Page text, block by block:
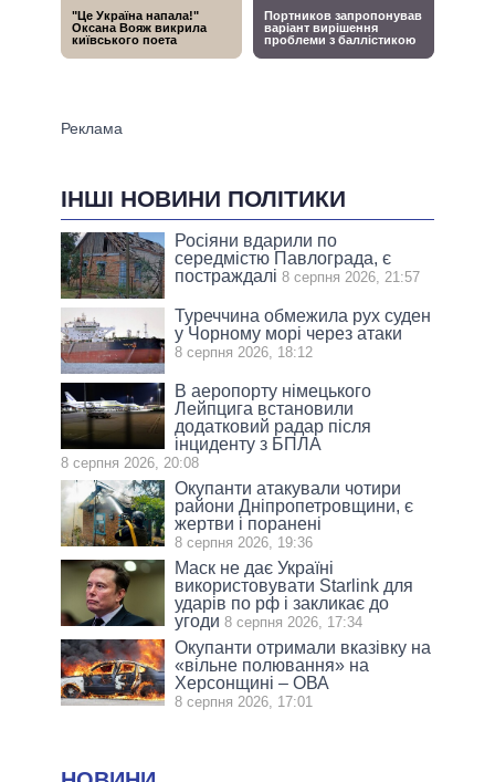
ІНШІ НОВИНИ ПОЛІТИКИ
Росіяни вдарили по
середмістю Павлограда, є
постраждалі 8 серпня 2026, 21:57
Туреччина обмежила рух суден
у Чорному морі через атаки
8 серпня 2026, 18:12
В аеропорту німецького
Лейпцига встановили
додатковий радар після
інциденту з БПЛА
8 серпня 2026, 20:08
Окупанти атакували чотири
райони Дніпропетровщини, є
жертви і поранені
8 серпня 2026, 19:36
Маск не дає Україні
використовувати Starlink для
ударів по рф і закликає до
угоди 8 серпня 2026, 17:34
Окупанти отримали вказівку на
«вільне полювання» на
Херсонщині – ОВА
8 серпня 2026, 17:01